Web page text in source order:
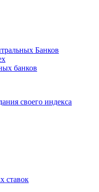
Банков
банков
своего индекса
ставок